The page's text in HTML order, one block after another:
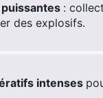
:
des explosifs.
intenses